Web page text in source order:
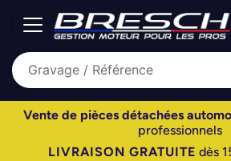
Vente de pièces détachées
professionnels
LIVRAISON GRATUITE dès